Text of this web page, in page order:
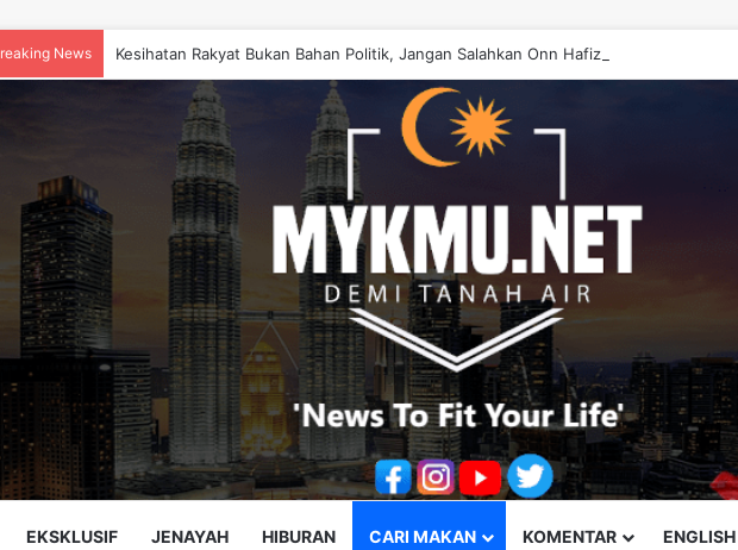
News Kesihatan Rakyat Bukan Bahan Politik, Jangan Salahkan Onn Hafiz – Haslinda Salleh
EKSKLUSIF JENAYAH HIBURAN CARI MAKAN KOMENTAR